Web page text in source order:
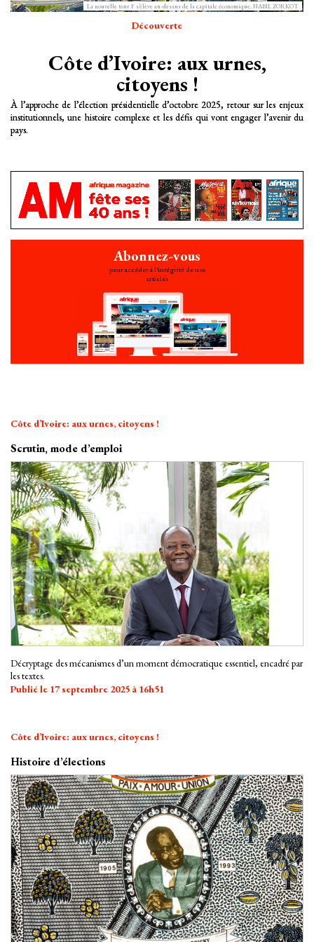
La nouvelle tour F s’élève au-dessus de la capitale économique. NABIL ZORKOT
Découverte
Côte d’Ivoire: aux urnes,
citoyens !
À l’approche de l’élection présidentielle d’octobre 2025, retour sur les enjeux
institutionnels, une histoire complexe et les défis qui vont engager l’avenir du
pays.
Abonnez-vous
pour accéder à l'intégrité de nos
articles
Côte d’Ivoire: aux urnes, citoyens !
Scrutin, mode d’emploi
Décryptage des mécanismes d’un moment démocratique essentiel, encadré par
les textes.
Publié le 17 septembre 2025 à 16h51
Côte d’Ivoire: aux urnes, citoyens !
Histoire d’élections